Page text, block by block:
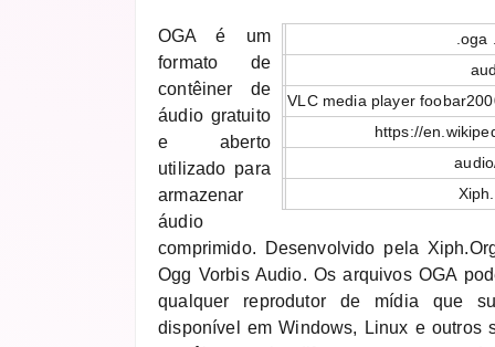
.oga
VLC media player
https://
OGA é um
formato de
contêiner de
áudio gratuito
e aberto
utilizado para
armazenar
áudio
comprimido. Desenvolvido pela
Ogg Vorbis Audio. Os arquivos OGA
qualquer reprodutor de mídia que
disponível em Windows, Linux e outros